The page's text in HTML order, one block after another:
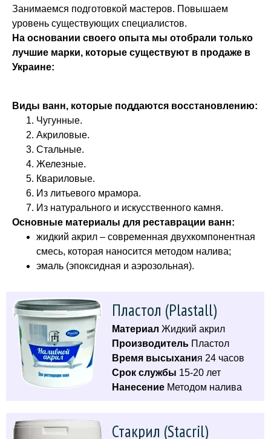
Занимаемся подготовкой мастеров. Повышаем
уровень существующих специалистов.
На основании своего опыта мы отобрали только
лучшие марки, которые существуют в продаже в
Украине:
Виды ванн, которые поддаются восстановлению:
Чугунные.
Акриловые.
Стальные.
Железные.
Квариловые.
Из литьевого мрамора.
Из натурального и искусственного камня.
Основные материалы для реставрации ванн:
жидкий акрил – современная двухкомпонентная
смесь, которая наносится методом налива;
эмаль (эпоксидная и аэрозольная).
Пластол (Plastall)
Материал Жидкий акрил
Производитель Пластол
Время высыхания 24 часов
Срок службы 15-20 лет
Нанесение Методом налива
Стакрил (Stacril)